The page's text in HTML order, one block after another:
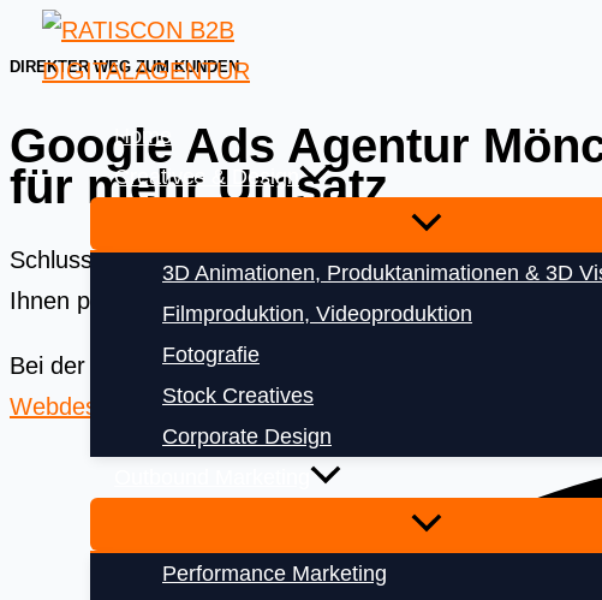
Skip
to
Home
Creatives & Design
3D Animationen, Produktanimationen & 3D
Filmproduktion, Videoproduktion
Fotografie
Stock Creatives
Corporate Design
Performance Marketing
DIREKTER WEG ZUM KUNDEN
Google Ads Agentur
für mehr Umsatz
Schluss mit verbranntem Werbebudget! Als Ihre
Ihnen planbar neue Kundenanfragen bringen und
Bei der Ratiscon Digitalagentur bekommen Sie das
Webdesign
undDigitalisierung